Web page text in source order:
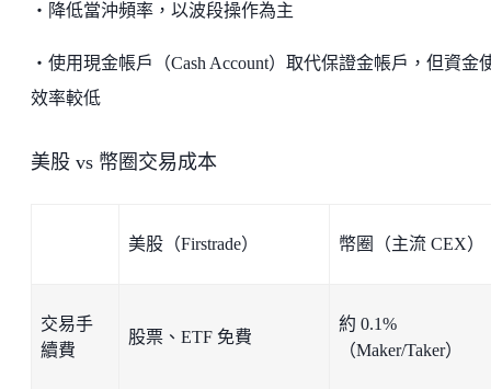
・降低當沖頻率，以波段操作為主
・使用現金帳戶（Cash Account）取代保證金帳戶，但資金
效率較低
美股 vs 幣圈交易成本
美股（Firstrade） 幣圈（主流 CEX）
交易手
續費
股票、ETF 免費
約 0.1%
（Maker/Taker）